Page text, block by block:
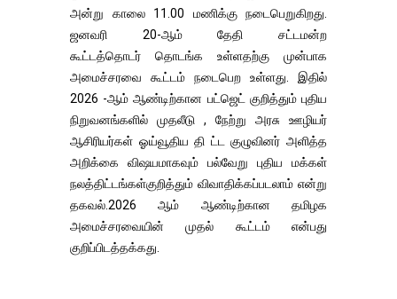
அன்று காலை 11.00 மணிக்கு நடைபெறுகிறது.
ஜனவரி 20-ஆம் தேதி சட்டமன்ற
கூட்டத்தொடர் தொடங்க உள்ளதற்கு முன்பாக
அமைச்சரவை கூட்டம் நடைபெற உள்ளது. இதில்
2026 -ஆம் ஆண்டிற்கான பட்ஜெட் குறித்தும் புதிய
நிறுவனங்களில் முதலீடு , நேற்று அரசு ஊழியர்
ஆசிரியர்கள் ஓய்வூதிய தி ட்ட குழுவினர் அளித்த
அறிக்கை விஷயமாகவும் பல்வேறு புதிய மக்கள்
நலத்திட்டங்கள்குறித்தும் விவாதிக்கப்படலாம் என்று
தகவல்.2026 ஆம் ஆண்டிற்கான தமிழக
அமைச்சரவையின் முதல் கூட்டம் என்பது
குறிப்பிடத்தக்கது.